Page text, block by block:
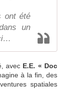
ont été
un
avec E.E. « Doc
à la fin, des
spatiales